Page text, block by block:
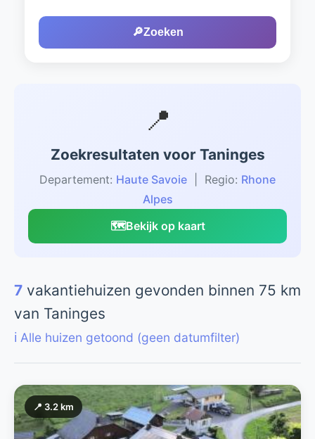
🔎Zoeken
📍
Zoekresultaten voor Taninges
Departement: Haute Savoie | Regio: Rhone
Alpes
🗺️Bekijk op kaart
7 vakantiehuizen gevonden binnen 75 km
van Taninges
ℹ️ Alle huizen getoond (geen datumfilter)
📍 3.2 km